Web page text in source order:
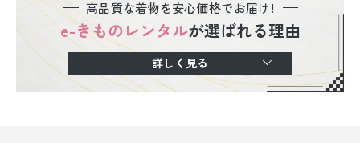
高品質な着物を安心価格でお届け!
e-きものレンタルが選ばれる理由
詳しく見る